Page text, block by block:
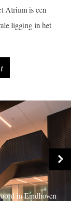
Atrium is een
ligging in het
in Eindhoven
in Eindhoven